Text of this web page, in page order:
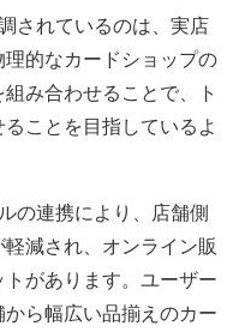
されているのは、実店
的なカードショップの
み合わせることで、ト
ことを目指しているよ
の連携により、店舗側
減され、オンライン販
があります。ユーザー
ら幅広い品揃えのカー